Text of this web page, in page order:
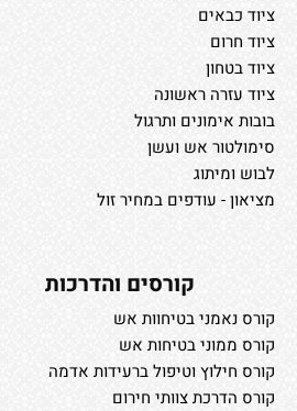
ציוד כבאים
ציוד חרום
ציוד בטחון
ציוד עזרה ראשונה
בובות אימונים ותרגול
סימולטור אש ועשן
לבוש ומיתוג
מציאון - עודפים במחיר זול
קורסים והדרכות
קורס נאמני בטיחוות אש
קורס ממוני בטיחות אש
קורס חילוץ וטיפול ברעידות אדמה
קורס הדרכת צוותי חירום